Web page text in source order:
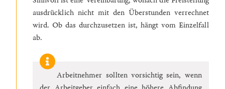
ausdrücklich nicht mit den Überstunden verrechnet
wird. Ob das durchzusetzen ist, hängt vom Einzelfall
ab.
Arbeitnehmer sollten vorsichtig sein, wenn